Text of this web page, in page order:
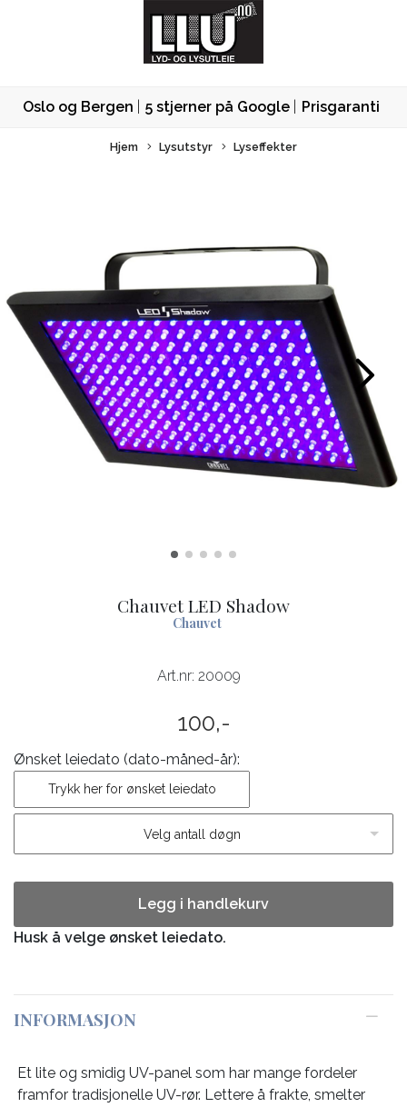
Oslo og Bergen 5 stjerner på Google Prisgaranti
Hjem Lysutstyr Lyseffekter
Chauvet LED Shadow
Chauvet
Art.nr: 20009
100,-
Ønsket leiedato (dato-måned-år):
Velg antall døgn
Legg i handlekurv
Husk å velge ønsket leiedato.
INFORMASJON
Et lite og smidig UV-panel som har mange fordeler
framfor tradisjonelle UV-rør. Lettere å frakte, smelter